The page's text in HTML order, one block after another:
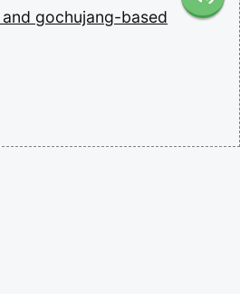
and gochujang-based